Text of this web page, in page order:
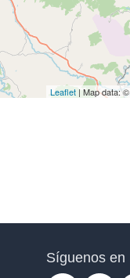
Leaflet | Map data: ©
Síguenos en